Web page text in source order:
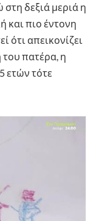
δεξιά μεριά η
και πιο έντονη
ότι απεικονίζει
του πατέρα, η
ετών τότε